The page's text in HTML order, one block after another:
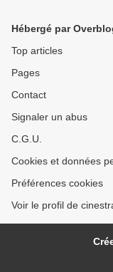
Hébergé par
Top articles
Pages
Contact
Signaler un abus
C.G.U.
Cookies et données
Préférences cookies
Voir le profil de